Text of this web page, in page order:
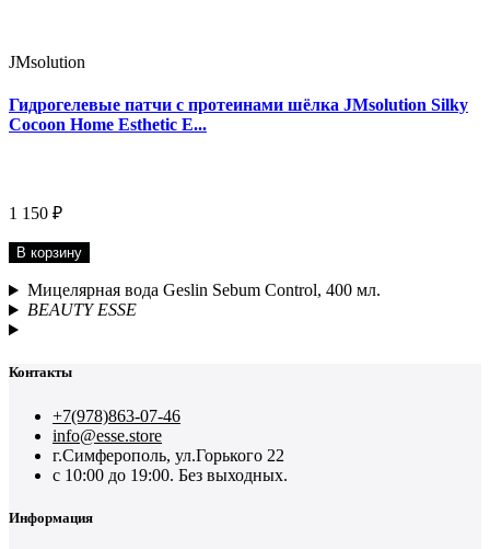
JMsolution
Гидрогелевые патчи с протеинами шёлка JMsolution Silky
Cocoon Home Esthetic E...
1 150 ₽
В корзину
Мицелярная вода Geslin Sebum Control, 400 мл.
BEAUTY ESSE
Контакты
+7(978)863-07-46
info@esse.store
г.Симферополь, ул.Горького 22
с 10:00 до 19:00. Без выходных.
Информация